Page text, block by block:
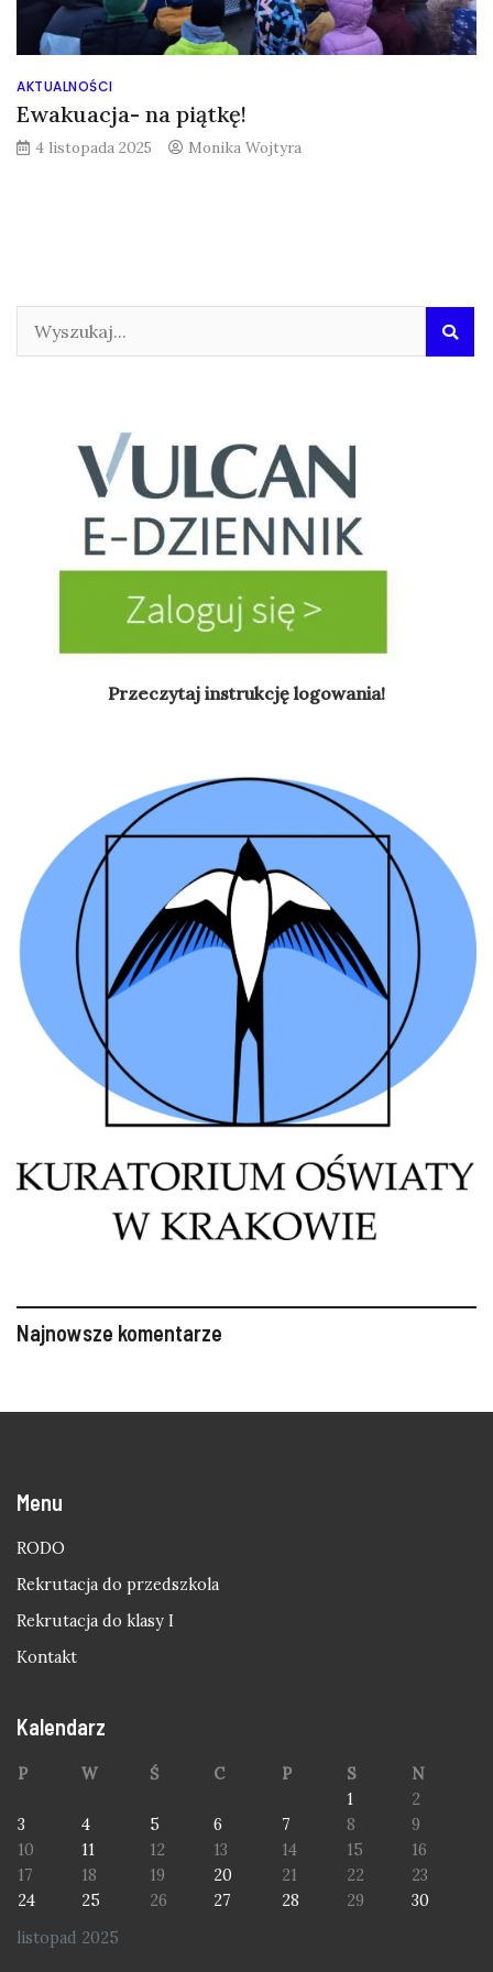
AKTUALNOŚCI
Ewakuacja- na piątkę!
4 listopada 2025 Monika Wojtyra
Przeczytaj instrukcję logowania!
Najnowsze komentarze
Menu
RODO
Rekrutacja do przedszkola
Rekrutacja do klasy I
Kontakt
Kalendarz
listopad 2025
P W Ś C P S
N
1
2
3
4 5 6 7 8
9
10
11 12 13 14 15
16
17
18 19 20 21 22
23
24
25 26 27 28 29 30